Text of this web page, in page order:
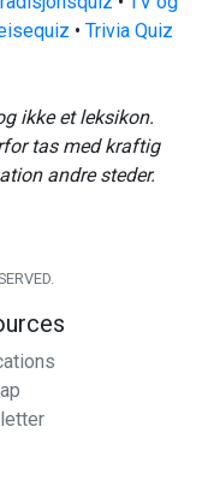
• Trivia Quiz
ikke et leksikon.
tas med kraftig
andre steder.